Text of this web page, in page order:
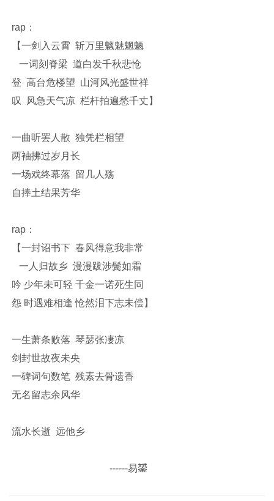
rap：
【一剑入云霄 斩万里魑魅魍魉
一词刻脊梁 道白发千秋悲怆
登 高台危楼望 山河风光盛世祥
叹 风急天气凉 栏杆拍遍愁千丈】
一曲听罢人散 独凭栏相望
两袖拂过岁月长
一场戏终幕落 留几人殇
自捧土结果芳华
rap：
【一封诏书下 春风得意我非常
一人归故乡 漫漫跋涉鬓如霜
吟 少年未可轻 千金一诺死生同
怨 时遇难相逢 怆然泪下志未偿】
一生萧条败落 琴瑟张凄凉
剑封世故夜未央
一碑词句数笔 残素去骨遗香
无名留志余风华
流水长逝 远他乡
------易𨭉